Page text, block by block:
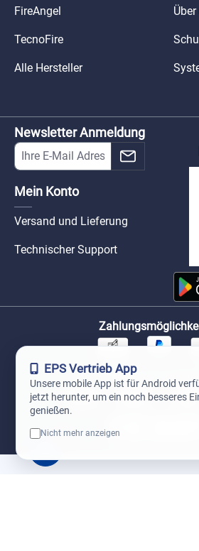
FireAngel
TecnoFire
Alle Hersteller
Newsletter Anmeldung
Mein Konto
Versand und Lieferung
Technischer Support
Unsere
EPS Vertrieb App
Unsere mobile App ist für Android
jetzt herunter, um ein noch besseres
genießen.
Nicht mehr anzeigen